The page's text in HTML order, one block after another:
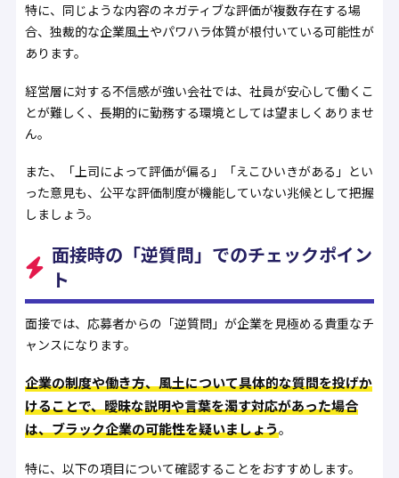
特に、同じような内容のネガティブな評価が複数存在する場
合、独裁的な企業風土やパワハラ体質が根付いている可能性が
あります。
経営層に対する不信感が強い会社では、社員が安心して働くこ
とが難しく、長期的に勤務する環境としては望ましくありませ
ん。
また、「上司によって評価が偏る」「えこひいきがある」とい
った意見も、公平な評価制度が機能していない兆候として把握
しましょう。
面接時の「逆質問」でのチェックポイン
ト
面接では、応募者からの「逆質問」が企業を見極める貴重なチ
ャンスになります。
企業の制度や働き方、風土について具体的な質問を投げか
けることで、曖昧な説明や言葉を濁す対応があった場合
は、ブラック企業の可能性を疑いましょう。
特に、以下の項目について確認することをおすすめします。